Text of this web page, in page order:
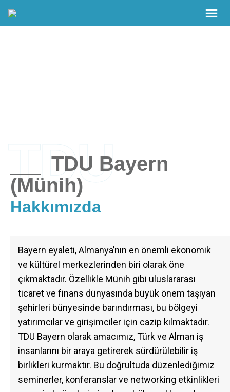
TDU
TDU Bayern
(Münih)
Hakkımızda
Bayern eyaleti, Almanya’nın en önemli ekonomik
ve kültürel merkezlerinden biri olarak öne
çıkmaktadır. Özellikle Münih gibi uluslararası
ticaret ve finans dünyasında büyük önem taşıyan
şehirleri bünyesinde barındırması, bu bölgeyi
yatırımcılar ve girişimciler için cazip kılmaktadır.
TDU Bayern olarak amacımız, Türk ve Alman iş
insanlarını bir araya getirerek sürdürülebilir iş
birlikleri kurmaktır. Bu doğrultuda düzenlediğimiz
seminerler, konferanslar ve networking etkinlikleri